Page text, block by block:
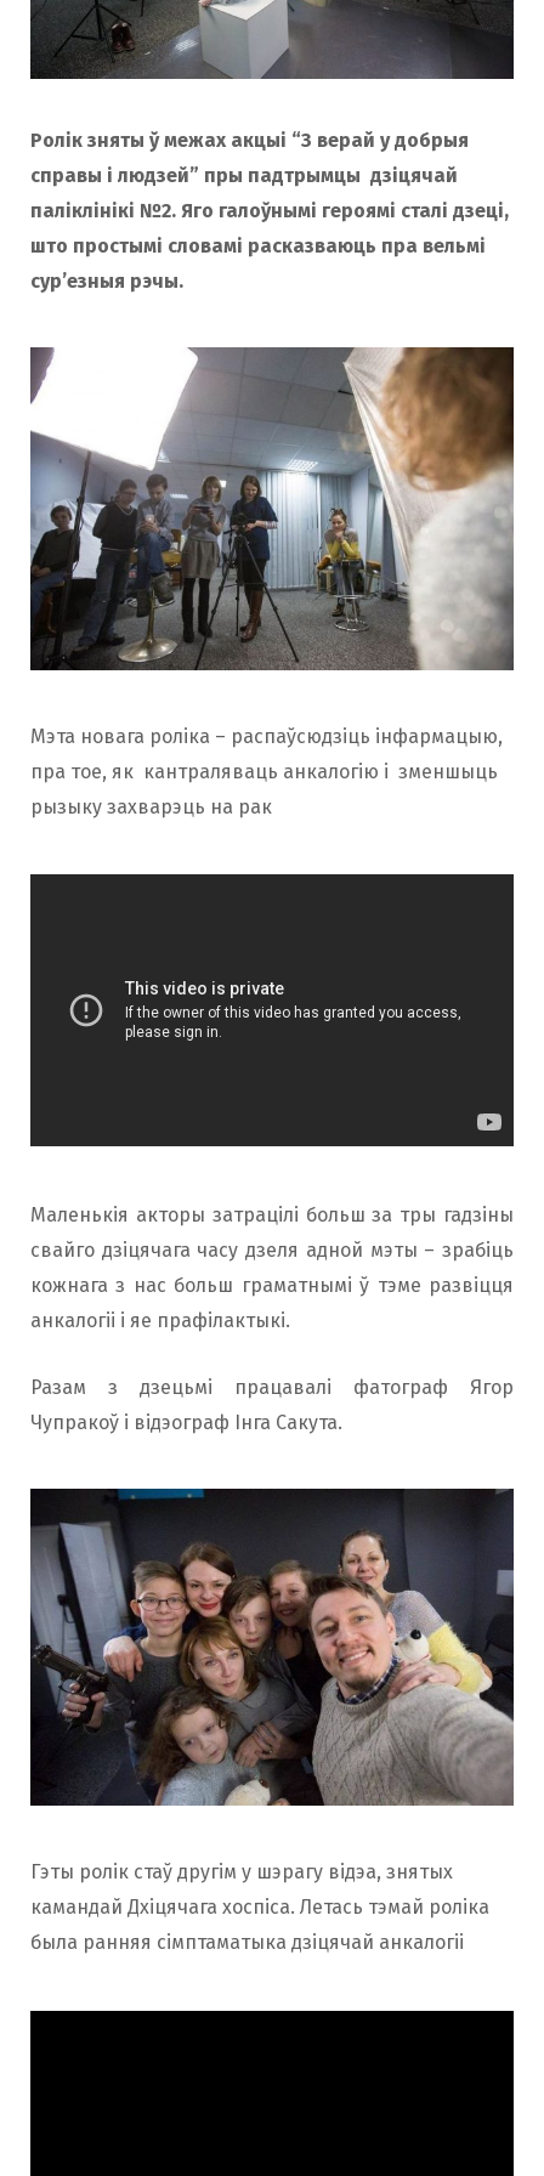
Ролік зняты ў межах акцыі “З верай у добрыя
справы і людзей” пры падтрымцы дзіцячай
паліклінікі №2. Яго галоўнымі героямі сталі дзеці,
што простымі словамі расказваюць пра вельмі
сур’езныя рэчы.
Мэта новага роліка – распаўсюдзіць інфармацыю,
пра тое, як кантраляваць анкалогію і зменшыць
рызыку захварэць на рак
Маленькія акторы затрацілі больш за тры гадзіны
свайго дзіцячага часу дзеля адной мэты – зрабіць
кожнага з нас больш граматнымі ў тэме развіцця
анкалогіі і яе прафілактыкі.
Разам з дзецьмі працавалі фатограф Ягор
Чупракоў і відэограф Інга Сакута.
Гэты ролік стаў другім у шэрагу відэа, знятых
камандай Дхіцячага хоспіса. Летась тэмай роліка
была ранняя сімптаматыка дзіцячай анкалогіі